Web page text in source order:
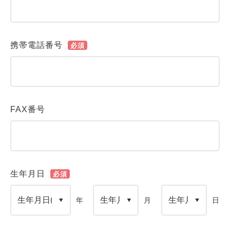
携帯電話番号 必須
FAX番号
生年月日 必須
年 月 日